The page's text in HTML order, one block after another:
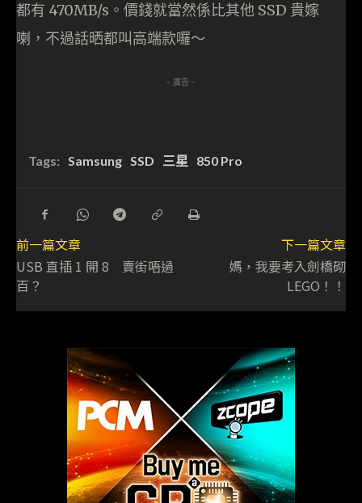
都有 470MB/s。價錢就當然係比其他 SSD 貴嫁
喇，不過話晒都叫高端款囉～
- 廣告 -
Tags: Samsung SSD 三星 850 Pro
前一篇文章
USB 直插 1 開 8 賣街唔過
百？
下一篇文章
媽，我要考入劍橋砌
LEGO！！